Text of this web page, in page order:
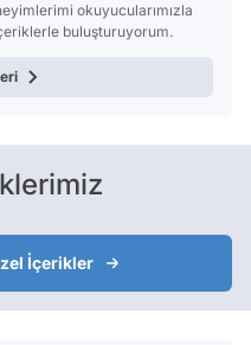
okuyucularımızla
buluşturuyorum.
İçerikler